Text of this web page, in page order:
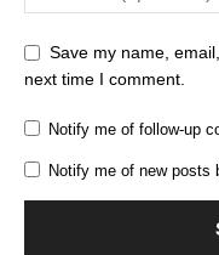
Save my name,
next time I comment.
Notify me of follow-up
Notify me of new posts